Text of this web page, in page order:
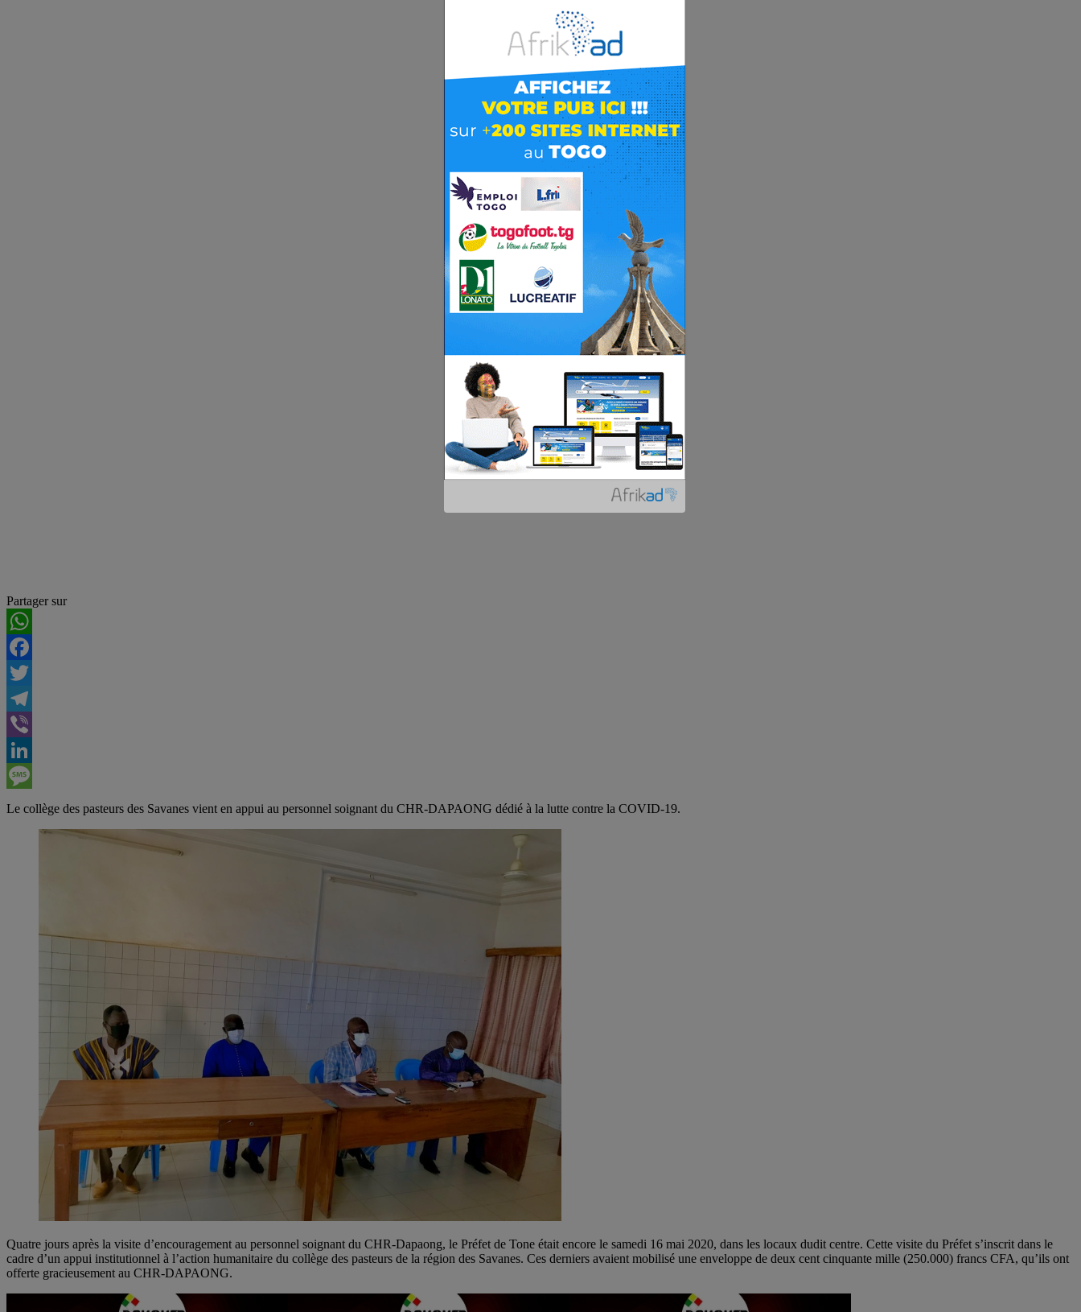
Partager sur
WhatsApp
Facebook
Twitter
Telegram
Viber
LinkedIn
Message
Le collège des pasteurs des Savanes vient en appui au personnel soignant du CHR-DAPAONG dédié à la lutte contre la COVID-19.
Quatre jours après la visite d’encouragement au personnel soignant du CHR-Dapaong, le Préfet de Tone était encore le samedi 16 mai 2020, dans les locaux dudit centre. Cette visite du Préfet s’inscrit dans le
cadre d’un appui institutionnel à l’action humanitaire du collège des pasteurs de la région des Savanes. Ces derniers avaient mobilisé une enveloppe de deux cent cinquante mille (250.000) francs CFA, qu’ils ont
offerte gracieusement au CHR-DAPAONG.